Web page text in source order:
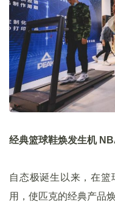
经典篮球鞋焕发生机
自态极诞生以来，在
用，使匹克的经典产品